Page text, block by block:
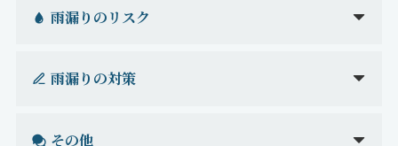
雨漏りのリスク
雨漏りの対策
その他